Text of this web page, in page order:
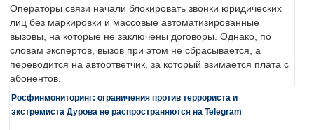
Операторы связи начали блокировать звонки юридических
лиц без маркировки и массовые автоматизированные
вызовы, на которые не заключены договоры. Однако, по
словам экспертов, вызов при этом не сбрасывается, а
переводится на автоответчик, за который взимается плата с
абонентов.
Росфинмониторинг: ограничения против террориста и
экстремиста Дурова не распространяются на Telegram